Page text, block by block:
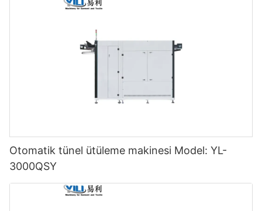
Otomatik tünel ütüleme makinesi Model: YL-
3000QSY